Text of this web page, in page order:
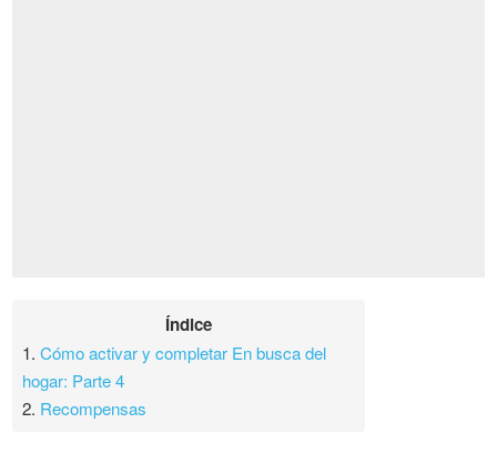
Índice
1.Cómo activar y completar En busca del
hogar: Parte 4
2. Recompensas